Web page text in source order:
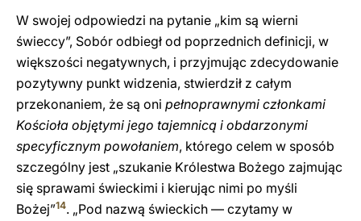
W swojej odpowiedzi na pytanie „kim są wierni
świeccy”, Sobór odbiegł od poprzednich definicji, w
większości negatywnych, i przyjmując zdecydowanie
pozytywny punkt widzenia, stwierdził z całym
przekonaniem, że są oni pełnoprawnymi członkami
Kościoła objętymi jego tajemnicą i obdarzonymi
specyficznym powołaniem, którego celem w sposób
szczególny jest „szukanie Królestwa Bożego zajmując
się sprawami świeckimi i kierując nimi po myśli
Bożej”14. „Pod nazwą świeckich — czytamy w